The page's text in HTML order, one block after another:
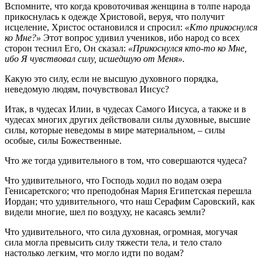
Вспомните, что когда кровоточивая женщина в толпе народа
прикоснулась к одежде Христовой, веруя, что получит
исцеление, Христос остановился и спросил: «Кто прикоснулся
ко Мне?» Этот вопрос удивил учеников, ибо народ со всех
сторон теснил Его, Он сказал: «Прикоснулся кто-то ко Мне,
ибо Я чувствовал силу, исшедшую от Меня».
Какую это силу, если не высшую духовного порядка,
неведомую людям, почувствовал Иисус?
Итак, в чудесах Илии, в чудесах Самого Иисуса, а также и в
чудесах многих других действовали силы духовные, высшие
силы, которые неведомы в мире материальном, – силы
особые, силы Божественные.
Что же тогда удивительного в том, что совершаются чудеса?
Что удивительного, что Господь ходил по водам озера
Генисаретского; что преподобная Мария Египетская перешла
Иордан; что удивительного, что наш Серафим Саровский, как
видели многие, шел по воздуху, не касаясь земли?
Что удивительного, что сила духовная, огромная, могучая
сила могла превысить силу тяжести тела, и тело стало
настолько легким, что могло идти по водам?